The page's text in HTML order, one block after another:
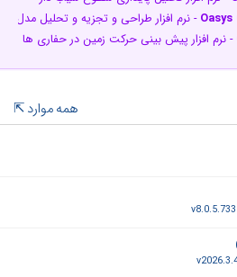
- نرم افزار طراحی و تجزیه و تحلیل مدل
- نرم افزار پیش بینی حرکت زمین در حفاری ها
همه موارد